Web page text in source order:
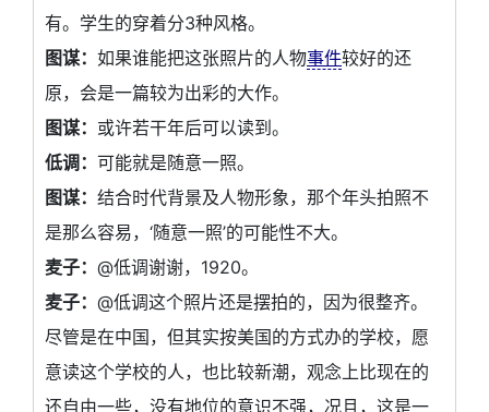
有。学生的穿着分3种风格。
图谋： 如果谁能把这张照片的人物事件较好的还
原，会是一篇较为出彩的大作。
图谋： 或许若干年后可以读到。
低调： 可能就是随意一照。
图谋： 结合时代背景及人物形象，那个年头拍照不
是那么容易，‘随意一照’的可能性不大。
麦子： @低调谢谢，1920。
麦子： @低调这个照片还是摆拍的，因为很整齐。
尽管是在中国，但其实按美国的方式办的学校，愿
意读这个学校的人，也比较新潮，观念上比现在的
还自由一些，没有地位的意识不强，况且，这是一